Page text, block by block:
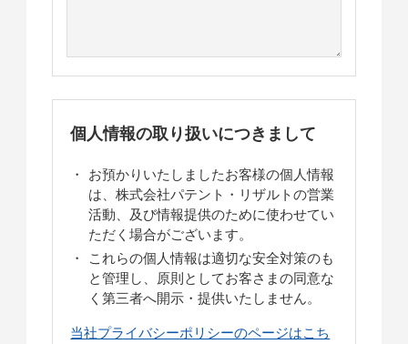
個人情報の取り扱いにつきまして
お預かりいたしましたお客様の個人情報
は、株式会社パテント・リザルトの営業
活動、及び情報提供のために使わせてい
ただく場合がございます。
これらの個人情報は適切な安全対策のも
と管理し、原則としてお客さまの同意な
く第三者へ開示・提供いたしません。
当社プライバシーポリシーのページはこち